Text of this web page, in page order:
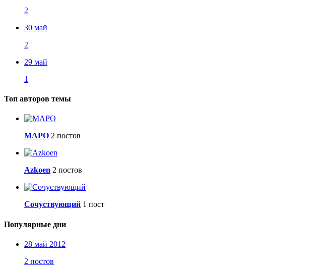
2
30 май
2
29 май
1
Топ авторов темы
МАРО 2 постов
Azkoen 2 постов
Сочуствующий 1 пост
Популярные дни
28 май 2012
2 постов